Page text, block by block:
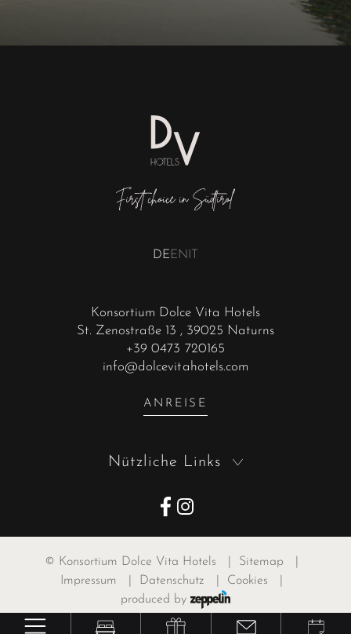
Konsortium Dolce Vita Hotels
St. Zenostraße 13 , 39025 Naturns
+39 0473 720165
info@dolcevitahotels.com
ANREISE
DEEN
Nützliche Links
© Konsortium Dolce Vita Hotels Sitemap
Impressum
Datenschutz Cookies
produced by